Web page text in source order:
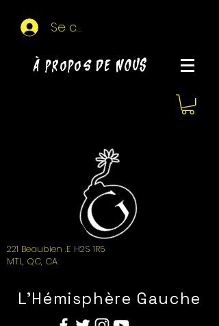
Se connecter
À propos de NOUS
221 Beaubien .E H2S 1R5
MTL, QC, CA
L'Hémisphère Gauche